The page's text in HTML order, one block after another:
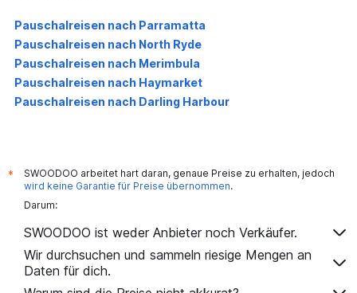
Pauschalreisen nach Parramatta
Pauschalreisen nach North Ryde
Pauschalreisen nach Merimbula
Pauschalreisen nach Haymarket
Pauschalreisen nach Darling Harbour
*
SWOODOO arbeitet hart daran, genaue Preise zu erhalten, jedoch
wird keine Garantie für Preise übernommen.
Darum:
SWOODOO ist weder Anbieter noch Verkäufer.
Wir durchsuchen und sammeln riesige Mengen an
Daten für dich.